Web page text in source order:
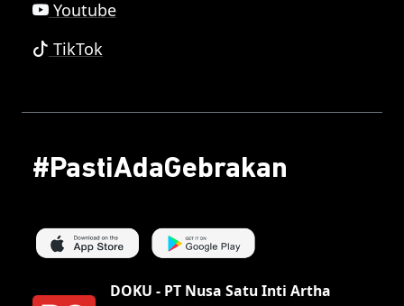
Youtube
TikTok
#PastiAdaGebrakan
DOKU - PT Nusa Satu Inti Artha